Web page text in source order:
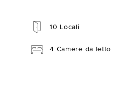
10 Locali
4 Camere da letto